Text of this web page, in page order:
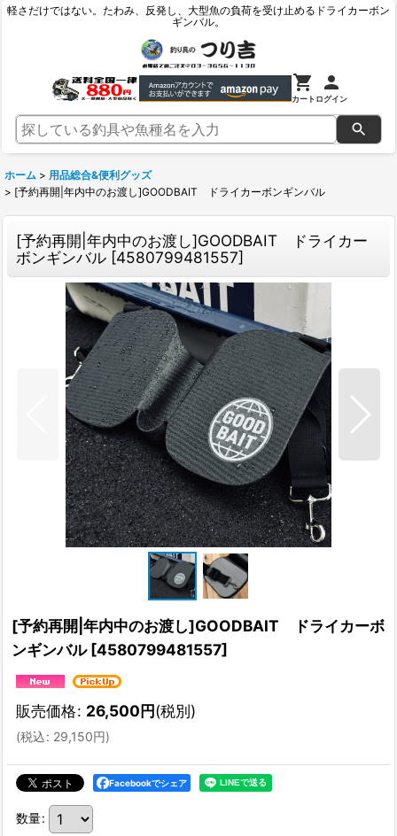
軽さだけではない。たわみ、反発し、大型魚の負荷を受け止めるドライカーボン
ギンバル。
カートログイン
ホーム > 用品総合&便利グッズ
> [予約再開|年内中のお渡し]GOODBAIT ドライカーボンギンバル
[予約再開|年内中のお渡し]GOODBAIT ドライカー
ボンギンバル [4580799481557]
[予約再開|年内中のお渡し]GOODBAIT ドライカーボ
ンギンバル [4580799481557]
販売価格: 26,500円(税別)
(税込: 29,150円)
Facebookでシェア
数量: